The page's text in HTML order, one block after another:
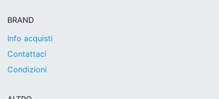
BRAND
Info acquisti
Contattaci
Condizioni